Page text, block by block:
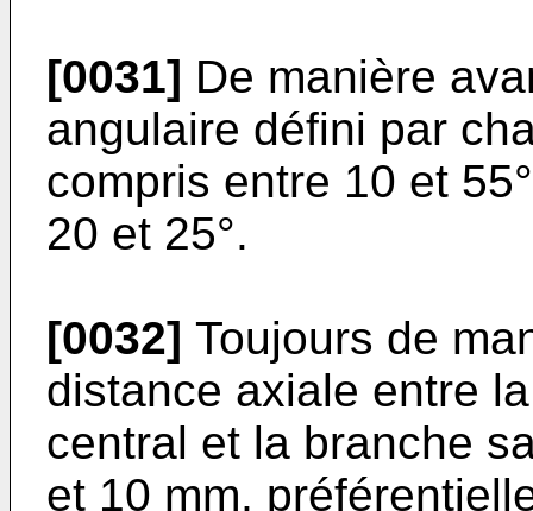
[0031] De manière
angulaire défini par
compris entre 10 et
20 et 25°.
[0032] Toujours de
distance axiale entre
central et la branche
et 10 mm,